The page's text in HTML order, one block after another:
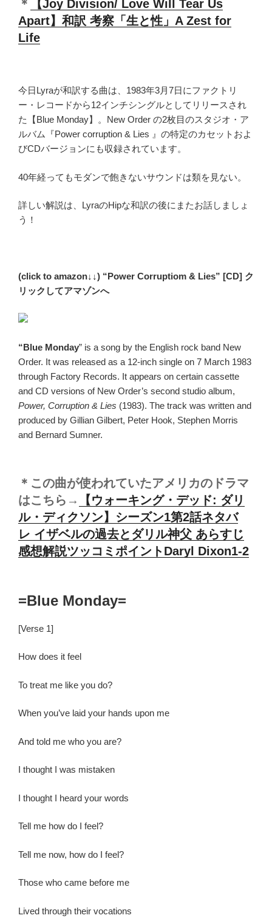
＊
【Joy Division/ Love Will Tear Us
Apart】和訳 考察「生と性」A Zest for
Life
今日Lyraが和訳する曲は、1983年3月7日にファクトリ
ー・レコードから12インチシングルとしてリリースされ
た【Blue Monday】。New Order の2枚目のスタジオ・ア
ルバム『Power corruption & Lies 』の特定のカセットおよ
びCDバージョンにも収録されています。
40年経ってもモダンで飽きないサウンドは類を見ない。
詳しい解説は、LyraのHipな和訳の後にまたお話しましょ
う！
(click to amazon↓↓) “Power Corruptiom & Lies” [CD] ク
リックしてアマゾンへ
“Blue Monday” is a song by the English rock band New
Order. It was released as a 12-inch single on 7 March 1983
through Factory Records. It appears on certain cassette
and CD versions of New Order’s second studio album,
Power, Corruption & Lies (1983). The track was written and
produced by Gillian Gilbert, Peter Hook, Stephen Morris
and Bernard Sumner.
＊この曲が使われていたアメリカのドラマ
はこちら→
【ウォーキング・デッド: ダリ
ル・ディクソン】シーズン1第2話ネタバ
レ イザベルの過去とダリル神父 あらすじ
感想解説ツッコミポイントDaryl Dixon1-2
=Blue Monday=
[Verse 1]
How does it feel
To treat me like you do?
When you’ve laid your hands upon me
And told me who you are?
I thought I was mistaken
I thought I heard your words
Tell me how do I feel?
Tell me now, how do I feel?
Those who came before me
Lived through their vocations